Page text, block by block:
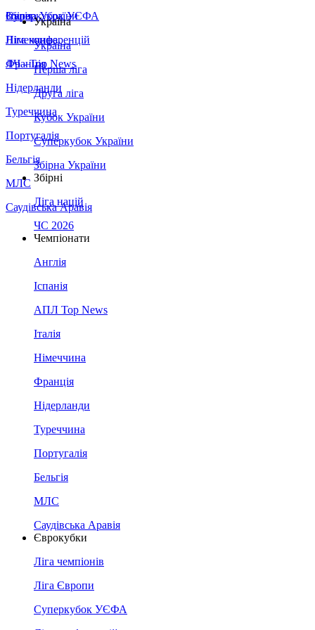
Збірна України
Італія
Німеччина
Франція
Нідерланди
Туреччина
Португалія
Бельгія
МЛС
Саудівська Аравія
Суперкубок УЄФА
Ліга конференцій
ЛЧ - Top News
Україна
Україна
Перша ліга
Друга ліга
Кубок України
Суперкубок України
Збірна України
Збірні
Ліга націй
ЧС 2026
Чемпіонати
Англія
Іспанія
АПЛ Top News
Італія
Німеччина
Франція
Нідерланди
Туреччина
Португалія
Бельгія
МЛС
Саудівська Аравія
Єврокубки
Ліга чемпіонів
Ліга Європи
Суперкубок УЄФА